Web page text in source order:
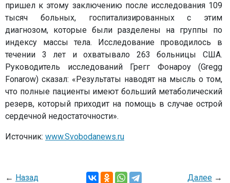
пришел к этому заключению после исследования 109
тысяч больных, госпитализированных с этим
диагнозом, которые были разделены на группы по
индексу массы тела. Исследование проводилось в
течении 3 лет и охватывало 263 больницы США.
Руководитель исследований Грегг Фонароу (Gregg
Fonarow) сказал: «Результаты наводят на мысль о том,
что полные пациенты имеют больший метаболический
резерв, который приходит на помощь в случае острой
сердечной недостаточности».
Источник: www.Svobodanews.ru
← Назад Далее →